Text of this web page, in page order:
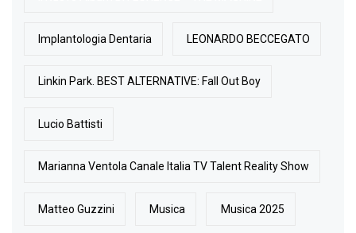
Implantologia Dentaria LEONARDO BECCEGATO
Linkin Park. BEST ALTERNATIVE: Fall Out Boy
Lucio Battisti
Marianna Ventola Canale Italia TV Talent Reality Show
Matteo Guzzini Musica Musica 2025